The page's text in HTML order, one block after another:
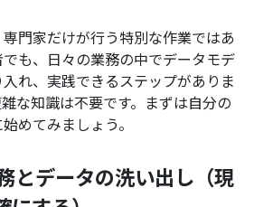
門家だけが行う特別な作業ではあ
も、日々の業務の中でデータモデ
れ、実践できるステップがありま
な知識は不要です。まずは自分の
めてみましょう。
とデータの洗い出し（現